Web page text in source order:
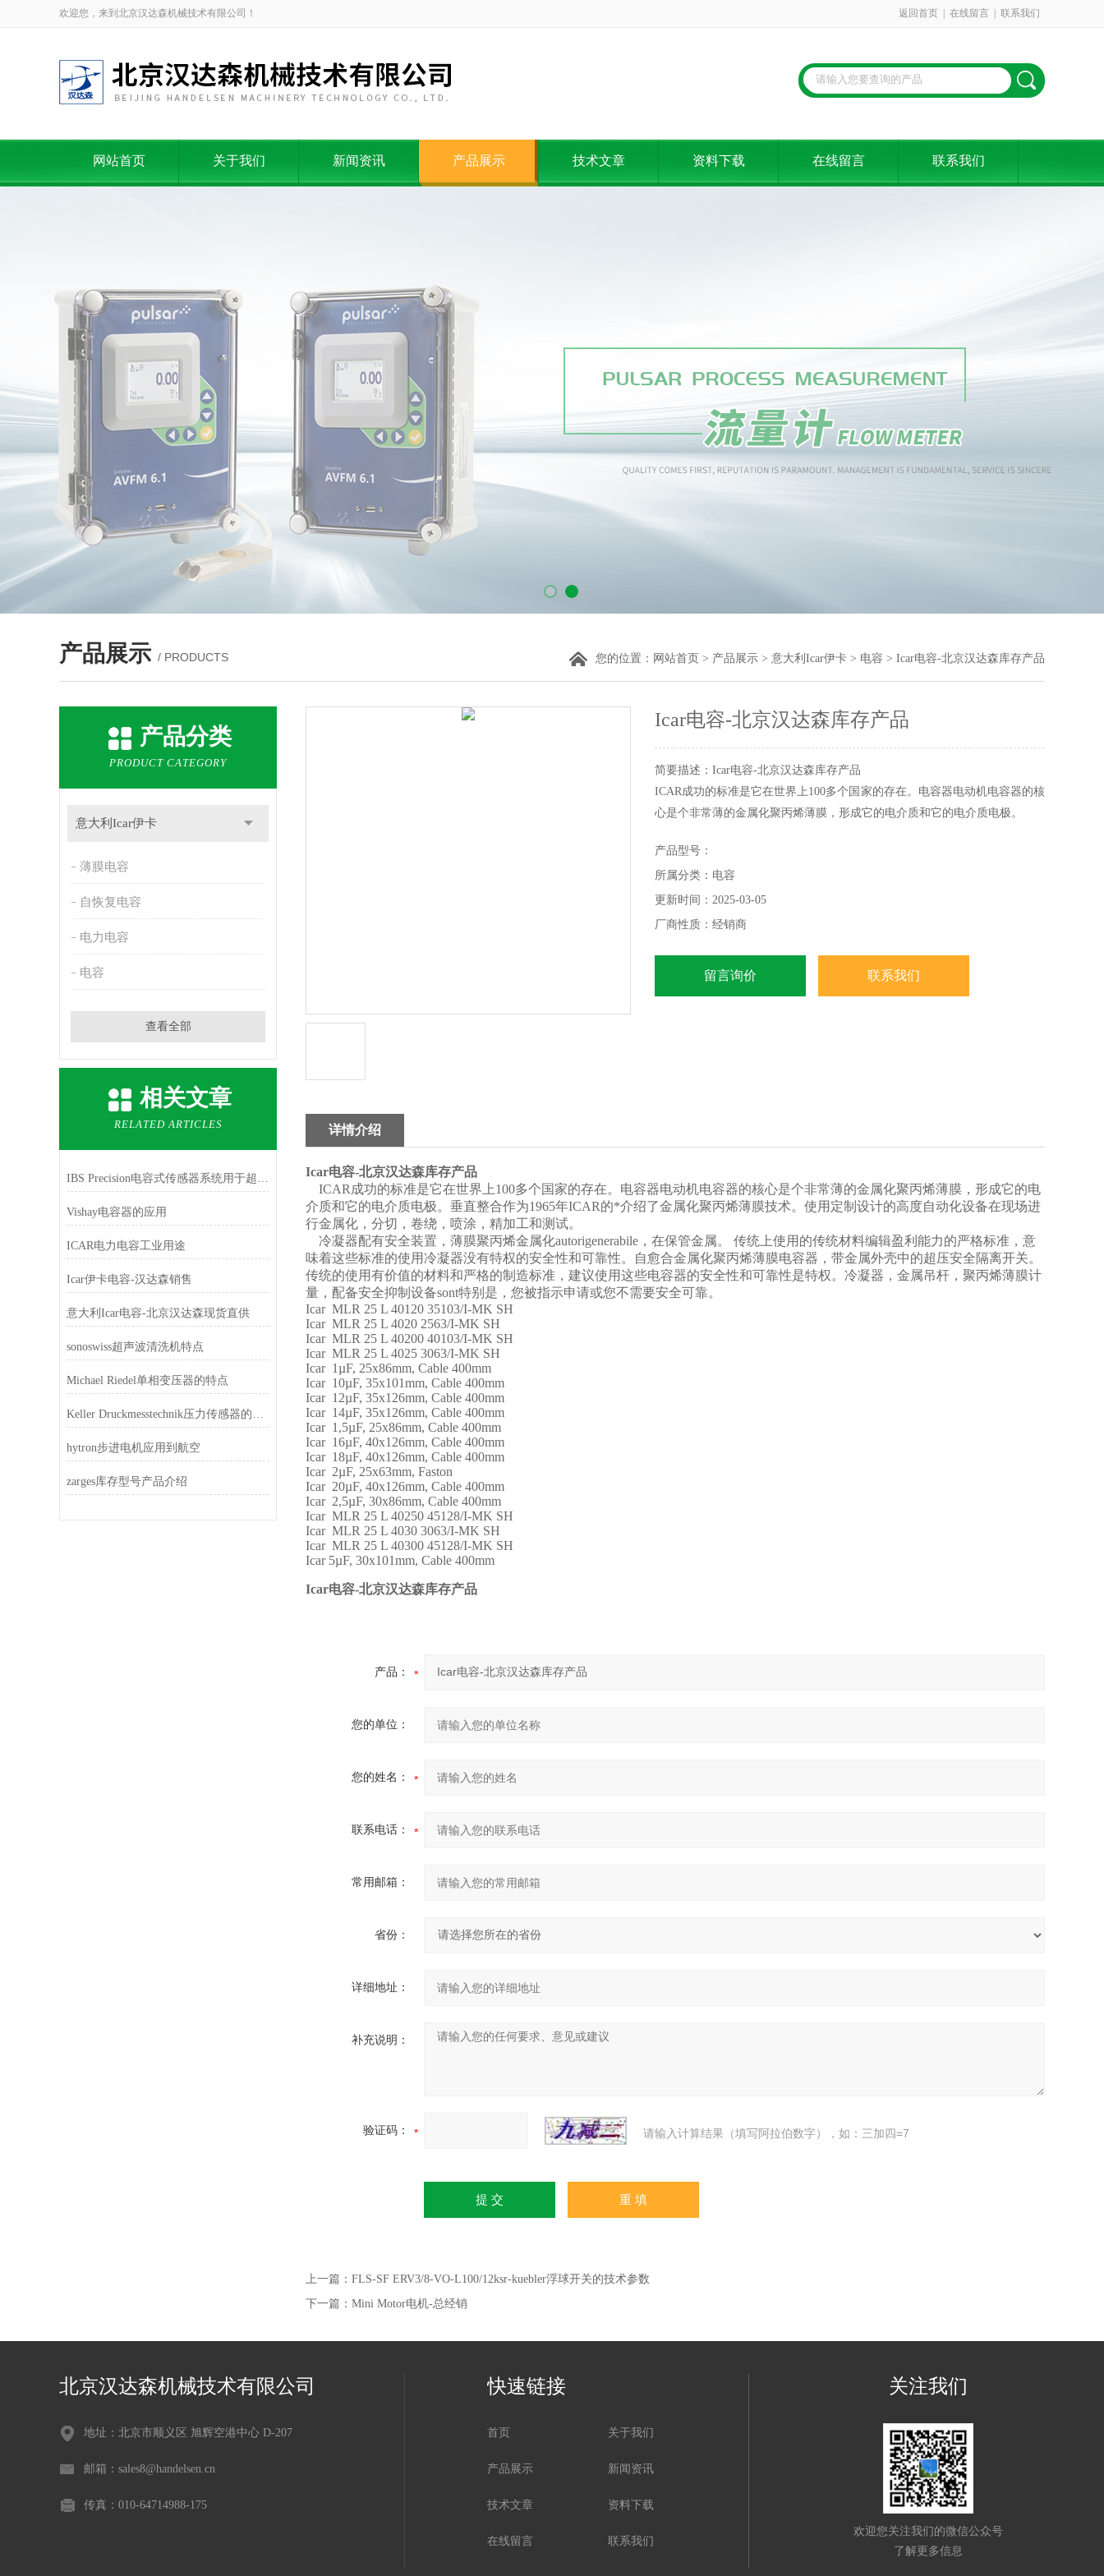
欢迎您，来到北京汉达森机械技术有限公司！ 返回首页 在线留言 联系我们
网站首页 关于我们 新闻资讯 产品展示 技术文章 资料下载 在线留言 联系我们
产品展示 / PRODUCTS 您的位置： 网站首页 > 产品展示 > 意大利Icar伊卡 > 电容 > Icar电容-北京汉达森库存产品
产品分类
PRODUCT CATEGORY
意大利Icar伊卡
薄膜电容
自恢复电容
电力电容
电容
查看全部
相关文章
RELATED ARTICLES
IBS Precision电容式传感器系统用于超高精度的距离
Vishay电容器的应用
ICAR电力电容工业用途
Icar伊卡电容-汉达森销售
意大利Icar电容-北京汉达森现货直供
sonoswiss超声波清洗机特点
Michael Riedel单相变压器的特点
Keller Druckmesstechnik压力传感器的特点
hytron步进电机应用到航空
zarges库存型号产品介绍
Icar电容-北京汉达森库存产品
简要描述：Icar电容-北京汉达森库存产品
ICAR成功的标准是它在世界上100多个国家的存在。电容器电动机电容器的核
心是个非常薄的金属化聚丙烯薄膜，形成它的电介质和它的电介质电极。
产品型号：
所属分类：电容
更新时间：2025-03-05
厂商性质：经销商
留言询价 联系我们
详情介绍
Icar电容-北京汉达森库存产品
ICAR成功的标准是它在世界上100多个国家的存在。电容器电动机电容器的核心是个非常薄的金属化聚丙烯薄膜，形成它的电
介质和它的电介质电极。垂直整合作为1965年ICAR的*介绍了金属化聚丙烯薄膜技术。使用定制设计的高度自动化设备在现场进
行金属化，分切，卷绕，喷涂，精加工和测试。
冷凝器配有安全装置，薄膜聚丙烯金属化autorigenerabile，在保管金属。 传统上使用的传统材料编辑盈利能力的严格标准，意
味着这些标准的使用冷凝器没有特权的安全性和可靠性。自愈合金属化聚丙烯薄膜电容器，带金属外壳中的超压安全隔离开关。
传统的使用有价值的材料和严格的制造标准，建议使用这些电容器的安全性和可靠性是特权。冷凝器，金属吊杆，聚丙烯薄膜计
量，配备安全抑制设备sont特别是，您被指示申请或您不需要安全可靠。
Icar MLR 25 L 40120 35103/I-MK SH
Icar MLR 25 L 4020 2563/I-MK SH
Icar MLR 25 L 40200 40103/I-MK SH
Icar MLR 25 L 4025 3063/I-MK SH
Icar 1µF, 25x86mm, Cable 400mm
Icar 10µF, 35x101mm, Cable 400mm
Icar 12µF, 35x126mm, Cable 400mm
Icar 14µF, 35x126mm, Cable 400mm
Icar 1,5µF, 25x86mm, Cable 400mm
Icar 16µF, 40x126mm, Cable 400mm
Icar 18µF, 40x126mm, Cable 400mm
Icar 2µF, 25x63mm, Faston
Icar 20µF, 40x126mm, Cable 400mm
Icar 2,5µF, 30x86mm, Cable 400mm
Icar MLR 25 L 40250 45128/I-MK SH
Icar MLR 25 L 4030 3063/I-MK SH
Icar MLR 25 L 40300 45128/I-MK SH
Icar 5µF, 30x101mm, Cable 400mm
Icar电容-北京汉达森库存产品
产品：
您的单位：
您的姓名：
联系电话：
常用邮箱：
省份：
详细地址：
补充说明：
验证码： 请输入计算结果（填写阿拉伯数字），如：三加四=7
上一篇： FLS-SF ERV3/8-VO-L100/12ksr-kuebler浮球开关的技术参数
下一篇： Mini Motor电机-总经销
北京汉达森机械技术有限公司
地址：北京市顺义区 旭辉空港中心 D-207
邮箱：sales8@handelsen.cn
传真：010-64714988-175
快速链接
首页 关于我们
产品展示 新闻资讯
技术文章 资料下载
在线留言 联系我们
关注我们
欢迎您关注我们的微信公众号
了解更多信息